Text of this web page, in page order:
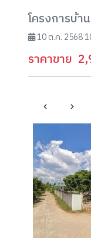
โครงการบ้า
10 ต.ค. 2568
ราคาขาย